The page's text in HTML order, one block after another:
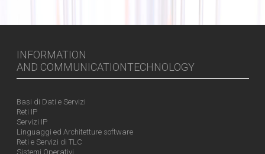
INFORMATION
AND COMMUNICATIONTECHNOLOGY
Basi di Dati e Servizi
Reti IP
Servizi IP
Linguaggi ed Architetture software
Reti e Servizi di TLC
Sistemi Operativi